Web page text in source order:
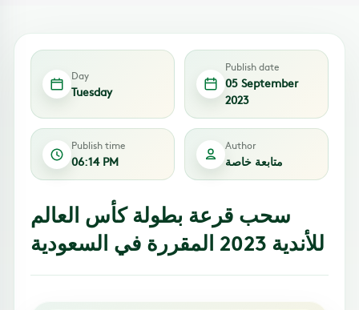
Day
Tuesday
Publish date
05 September
2023
Publish time
06:14 PM
Author
متابعة خاصة
سحب قرعة بطولة كأس العالم
للأندية 2023 المقررة في السعودية